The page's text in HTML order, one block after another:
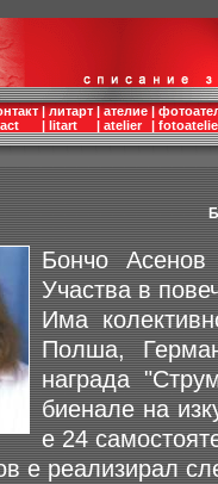
|
|
литарт
litart
|
|
ателие
atelier
|
|
Бончо
Участва в
Има
Полша,
награда
биенале на
е 24
е реализирал